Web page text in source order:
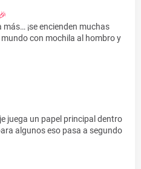
¡se encienden muchas
con mochila al hombro y
juega un papel principal dentro
algunos eso pasa a segundo